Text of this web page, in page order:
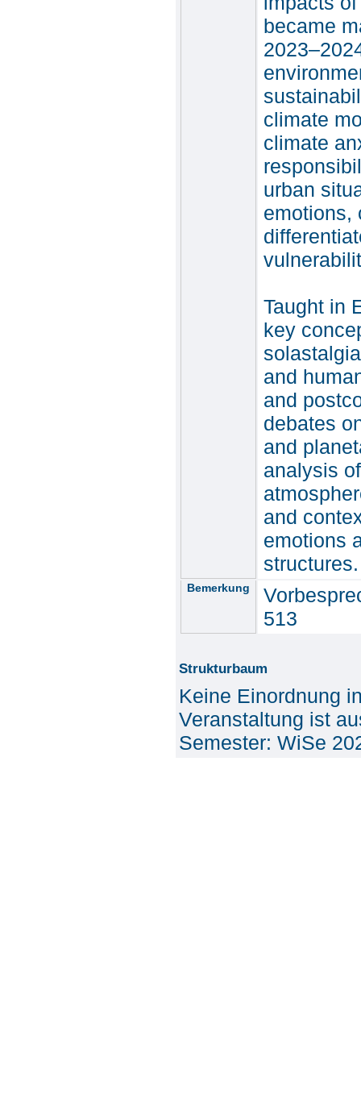
became
climate
climate
urban
emotions,
Taught in
key
and
and
debates
and
analysis
and
emotions
structures.
Bemerkung
513
Strukturbaum
Keine Einordnung
Veranstaltung ist
Semester: WiSe